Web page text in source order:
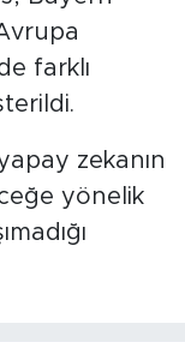
farklı
zekanın
yönelik